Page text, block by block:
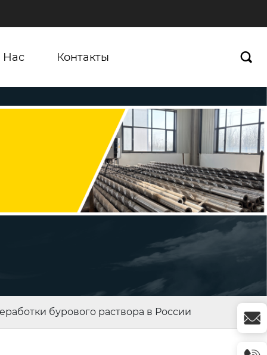
Нас Контакты 
бурового раствора в России